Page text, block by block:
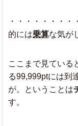
・・・・・・・
的には乗算な気が
ここまで見ている
る99,999ptには到
が。ということは
す。